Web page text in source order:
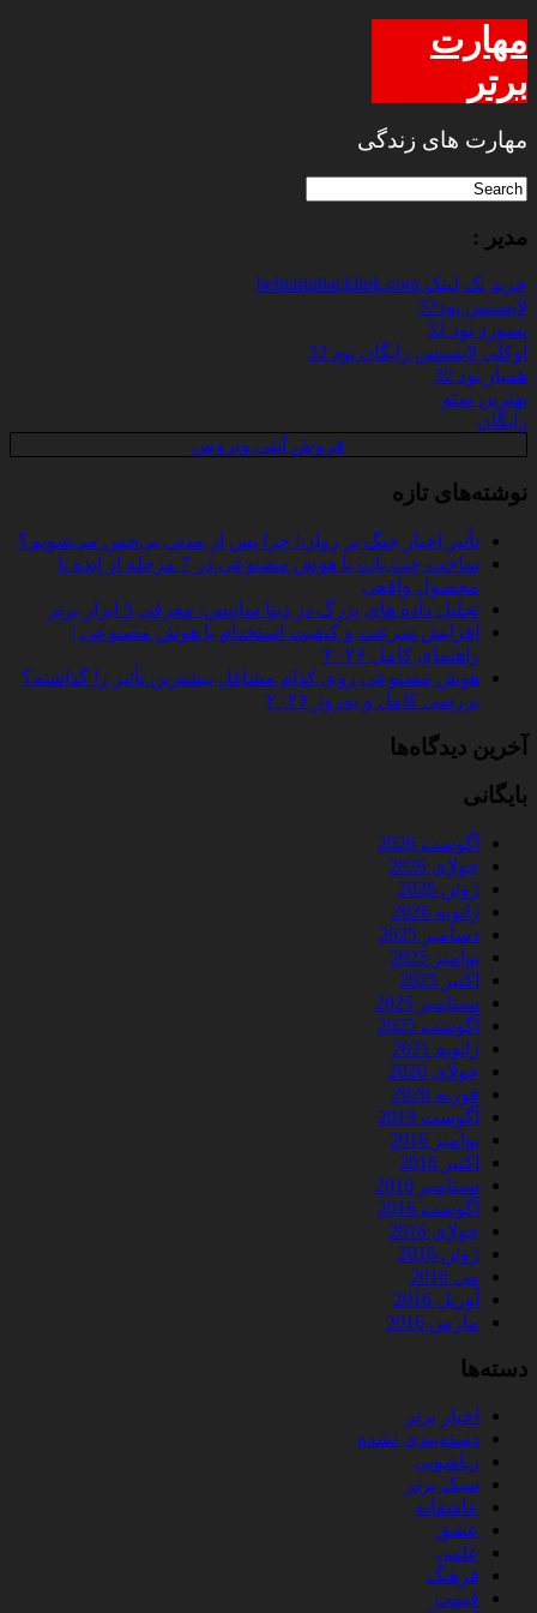
مهارت
برتر
مهارت های زندگی
مدیر :
خرید بک لینک behtarinbacklink.com
لایسنس نود32
پسورد نود 32
اوکلی لایسنس رایگان نود 32
همیار نود 32
بهترین سئو
رایگان
فروش آنتی ویروس
نوشته‌های تازه
تأثیر اخبار جنگ بر روان؛ چرا پس از مدتی بی‌حس می‌شویم؟
ساخت چت‌ بات با هوش مصنوعی در 7 مرحله از ایده تا
محصول واقعی
تحلیل داده‌ های بزرگ در دیتا ساینس: معرفی 5 ابزار برتر
افزایش سرعت و کیفیت استخدام با هوش مصنوعی |
راهنمای کامل ۲۰۲۶
هوش مصنوعی روی کدام مشاغل بیشترین تأثیر را گذاشته؟
بررسی کامل و به‌روز ۲۰۲۶
آخرین دیدگاه‌ها
بایگانی
آگوست 2026
جولای 2026
ژوئن 2026
ژانویه 2026
دسامبر 2025
نوامبر 2025
اکتبر 2025
سپتامبر 2025
آگوست 2025
ژانویه 2021
جولای 2020
فوریه 2020
آگوست 2019
نوامبر 2016
اکتبر 2016
سپتامبر 2016
آگوست 2016
جولای 2016
ژوئن 2016
می 2016
آوریل 2016
مارس 2016
دسته‌ها
اخبار برتر
دسته‌بندی نشده
زناشویی
سبک برتر
عاشقانه
عشق
علمی
فرهنگ
قیمت